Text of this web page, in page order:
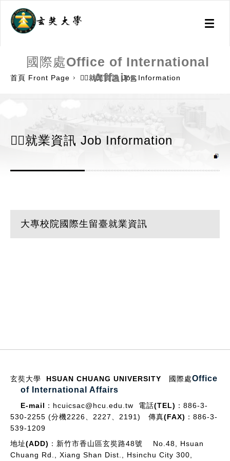
Toggle
國際處Office of International
Affairs
首頁 Front Page 🕵️‍♂️就業資訊 Job Information
🕵️‍♂️就業資訊 Job Information
大專校院國際生留臺就業資訊
玄奘大學 HSUAN CHUANG UNIVERSITY 國際處Office
of International Affairs
E-mail： hcuicsac@hcu.edu.tw 電話(TEL)： 886-3-
530-2255 (分機2226、2227、2191) 傳真(FAX)： 886-3-
539-1209
地址(ADD)： 新竹市香山區玄奘路48號 No.48, Hsuan
Chuang Rd., Xiang Shan Dist., Hsinchu City 300,